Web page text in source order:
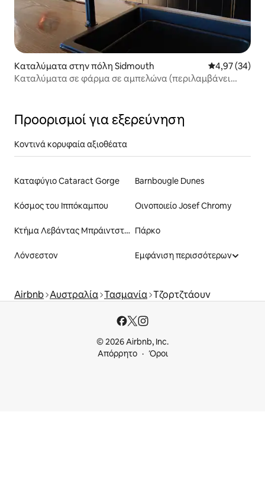
Καταλύματα στην πόλη Sidmouth Μέση
4,97 (34)
Καταλύματα σε φάρμα σε αμπελώνα (περιλαμβάνει
Προορισμοί για εξερεύνηση
Κοντινά κορυφαία αξιοθέατα
Καταφύγιο Cataract Gorge Barnbougle Dunes
Κόσμος του Ιππόκαμπου Οινοποιείο Josef Chromy
Κτήμα Λεβάντας Μπράιντστοου Πάρκο
Λόνσεστον Εμφάνιση περισσότερων
Airbnb Αυστραλία Τασμανία Τζορτζτάουν
© 2026 Airbnb, Inc.
Απόρρητο
Όροι